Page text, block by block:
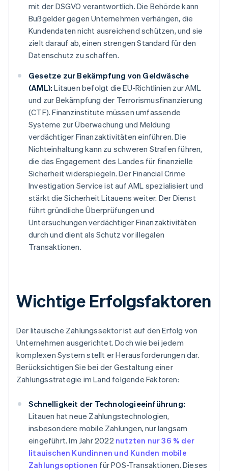
mit der DSGVO verantwortlich. Die Behörde kann
Bußgelder gegen Unternehmen verhängen, die
Kundendaten nicht ausreichend schützen, und sie
zielt darauf ab, einen strengen Standard für den
Datenschutz zu schaffen.
Gesetze zur Bekämpfung von Geldwäsche
(AML): Litauen befolgt die EU-Richtlinien zur AML
und zur Bekämpfung der Terrorismusfinanzierung
(CTF). Finanzinstitute müssen umfassende
Systeme zur Überwachung und Meldung
verdächtiger Finanzaktivitäten einführen. Die
Nichteinhaltung kann zu schweren Strafen führen,
die das Engagement des Landes für finanzielle
Sicherheit widerspiegeln. Der Financial Crime
Investigation Service ist auf AML spezialisiert und
stärkt die Sicherheit Litauens weiter. Der Dienst
führt gründliche Überprüfungen und
Untersuchungen verdächtiger Finanzaktivitäten
durch und dient als Schutz vor illegalen
Transaktionen.
Wichtige Erfolgsfaktoren
Der litauische Zahlungssektor ist auf den Erfolg von
Unternehmen ausgerichtet. Doch wie bei jedem
komplexen System stellt er Herausforderungen dar.
Berücksichtigen Sie bei der Gestaltung einer
Zahlungsstrategie im Land folgende Faktoren:
Schnelligkeit der Technologieeinführung:
Litauen hat neue Zahlungstechnologien,
insbesondere mobile Zahlungen, nur langsam
eingeführt. Im Jahr 2022 nutzten nur 36 % der
litauischen Kundinnen und Kunden mobile
Zahlungsoptionen für POS-Transaktionen. Dieses